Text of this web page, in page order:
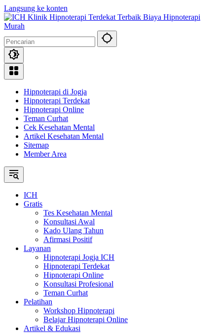
Langsung ke konten
Hipnoterapi di Jogja
Hipnoterapi Terdekat
Hipnoterapi Online
Teman Curhat
Cek Kesehatan Mental
Artikel Kesehatan Mental
Sitemap
Member Area
ICH
Gratis
Tes Kesehatan Mental
Konsultasi Awal
Kado Ulang Tahun
Afirmasi Positif
Layanan
Hipnoterapi Jogja ICH
Hipnoterapi Terdekat
Hipnoterapi Online
Konsultasi Profesional
Teman Curhat
Pelatihan
Workshop Hipnoterapi
Belajar Hipnoterapi Online
Artikel & Edukasi